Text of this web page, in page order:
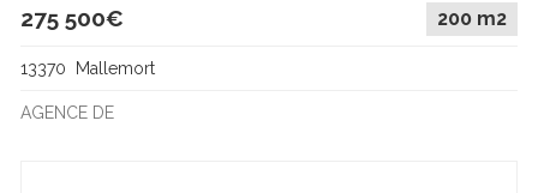
275 500€ 200 m2
13370 Mallemort
AGENCE DE